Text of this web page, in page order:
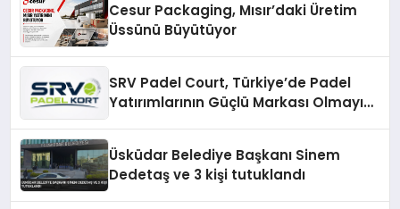
Cesur Packaging, Mısır’daki Üretim
Üssünü Büyütüyor
SRV Padel Court, Türkiye’de Padel
Yatırımlarının Güçlü Markası Olmayı
Üsküdar Belediye Başkanı Sinem
Dedetaş ve 3 kişi tutuklandı